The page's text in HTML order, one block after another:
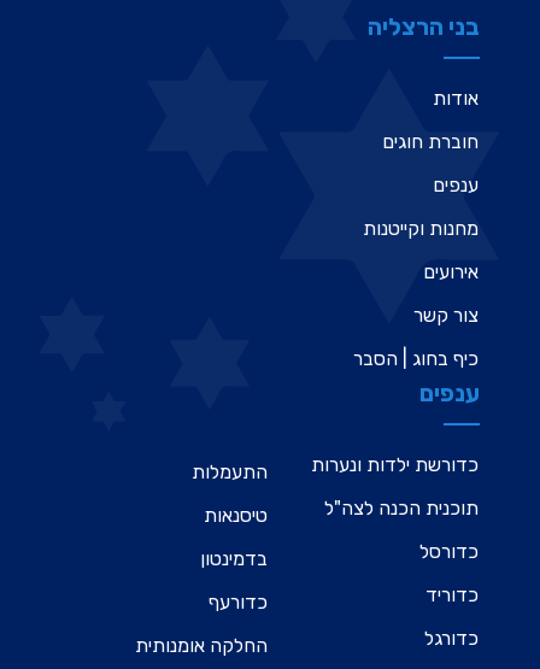
בני הרצליה
אודות
חוברת חוגים
ענפים
מחנות וקייטנות
אירועים
צור קשר
כיף בחוג | הסבר
ענפים
כדורשת ילדות ונערות
תוכנית הכנה לצה"ל
כדורסל
כדוריד
כדורגל
התעמלות
טיסנאות
בדמינטון
כדורעף
החלקה אומנותית